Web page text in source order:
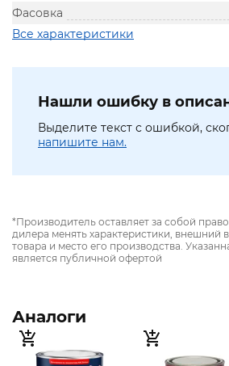
Фасовка
Все характеристики
Нашли ошибку в
Выделите текст с ошибкой,
напишите нам.
*Производитель оставляет за собой
дилера менять характеристики, внешний
товара и место его производства.
является публичной офертой
Аналоги